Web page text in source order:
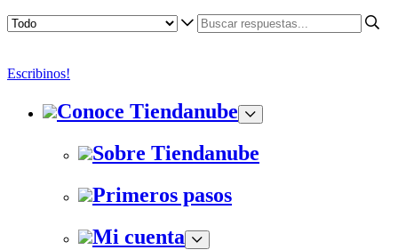
Escribinos!
Conoce Tiendanube
Sobre Tiendanube
Primeros pasos
Mi cuenta